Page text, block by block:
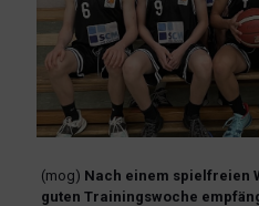
(mog) Nach einem spielfreien
guten Trainingswoche